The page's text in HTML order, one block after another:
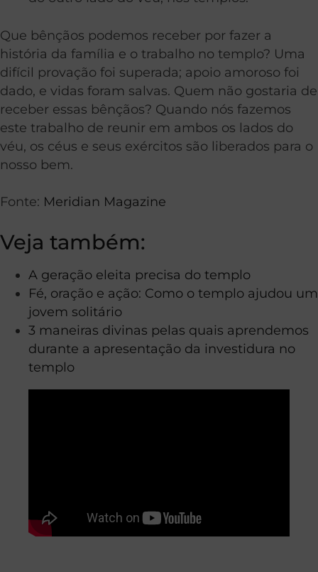
Que bênçãos podemos receber por fazer a
história da família e o trabalho no templo? Uma
difícil provação foi superada; apoio amoroso foi
dado, e vidas foram salvas. Quem não gostaria de
receber essas bênçãos? Quando nós fazemos
este trabalho de reunir em ambos os lados do
véu, os céus e seus exércitos são liberados para o
nosso bem.
Fonte: Meridian Magazine
Veja também:
A geração eleita precisa do templo
Fé, oração e ação: Como o templo ajudou um
jovem solitário
3 maneiras divinas pelas quais aprendemos
durante a apresentação da investidura no
templo